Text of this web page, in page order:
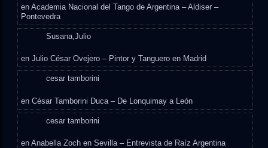
enAcademia Nacional del Tango de Argentina – Aldiser –
Pontevedra
Susana,Julio
enJulio César Ovejero – Pintor y Tanguero en Madrid
cesar tamborini
enCésar Tamborini Duca – De Lonquimay a León
cesar tamborini
enAnabella Zoch en Sevilla – Entrevista de Raíz Argentina